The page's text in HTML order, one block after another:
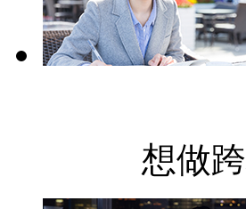
想做